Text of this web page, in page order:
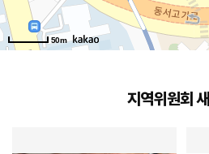
50m
지역위원회